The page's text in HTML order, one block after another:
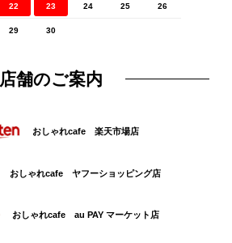
22 23 24 25 26
29 30
店舗のご案内
おしゃれcafe 楽天市場店
おしゃれcafe ヤフーショッピング店
おしゃれcafe au PAY マーケット店